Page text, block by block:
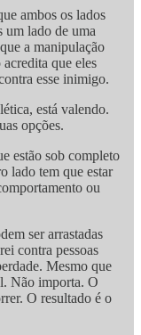
ambos os lados
um lado de uma
a manipulação
que eles
esse inimigo.
está valendo.
opções.
estão sob completo
lado tem que estar
ou
ser arrastadas
contra pessoas
Mesmo que
Não importa. O
O resultado é o